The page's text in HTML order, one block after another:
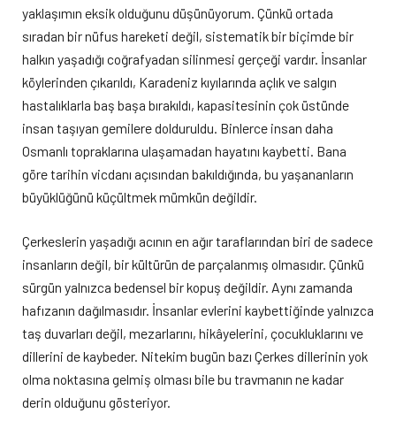
yaklaşımın eksik olduğunu düşünüyorum. Çünkü ortada
sıradan bir nüfus hareketi değil, sistematik bir biçimde bir
halkın yaşadığı coğrafyadan silinmesi gerçeği vardır. İnsanlar
köylerinden çıkarıldı, Karadeniz kıyılarında açlık ve salgın
hastalıklarla baş başa bırakıldı, kapasitesinin çok üstünde
insan taşıyan gemilere dolduruldu. Binlerce insan daha
Osmanlı topraklarına ulaşamadan hayatını kaybetti. Bana
göre tarihin vicdanı açısından bakıldığında, bu yaşananların
büyüklüğünü küçültmek mümkün değildir.
Çerkeslerin yaşadığı acının en ağır taraflarından biri de sadece
insanların değil, bir kültürün de parçalanmış olmasıdır. Çünkü
sürgün yalnızca bedensel bir kopuş değildir. Aynı zamanda
hafızanın dağılmasıdır. İnsanlar evlerini kaybettiğinde yalnızca
taş duvarları değil, mezarlarını, hikâyelerini, çocukluklarını ve
dillerini de kaybeder. Nitekim bugün bazı Çerkes dillerinin yok
olma noktasına gelmiş olması bile bu travmanın ne kadar
derin olduğunu gösteriyor.